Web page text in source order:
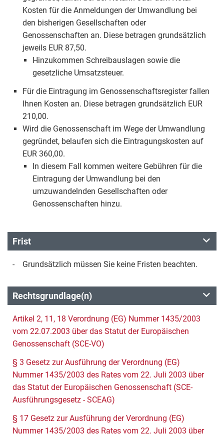
Kosten für die Anmeldungen der Umwandlung bei
den bisherigen Gesellschaften oder
Genossenschaften an. Diese betragen grundsätzlich
jeweils EUR 87,50.
Hinzukommen Schreibauslagen sowie die
gesetzliche Umsatzsteuer.
Für die Eintragung im Genossenschaftsregister fallen
Ihnen Kosten an. Diese betragen grundsätzlich EUR
210,00.
Wird die Genossenschaft im Wege der Umwandlung
gegründet, belaufen sich die Eintragungskosten auf
EUR 360,00.
In diesem Fall kommen weitere Gebühren für die
Eintragung der Umwandlung bei den
umzuwandelnden Gesellschaften oder
Genossenschaften hinzu.
Frist
- Grundsätzlich müssen Sie keine Fristen beachten.
Rechtsgrundlage(n)
Artikel 2, 11, 18 Verordnung (EG) Nummer 1435/2003
vom 22.07.2003 über das Statut der Europäischen
Genossenschaft (SCE-VO)
§ 3 Gesetz zur Ausführung der Verordnung (EG)
Nummer 1435/2003 des Rates vom 22. Juli 2003 über
das Statut der Europäischen Genossenschaft (SCE-
Ausführungsgesetz - SCEAG)
§ 17 Gesetz zur Ausführung der Verordnung (EG)
Nummer 1435/2003 des Rates vom 22. Juli 2003 über